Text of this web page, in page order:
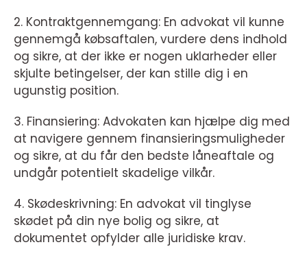
2. Kontraktgennemgang: En advokat vil kunne
gennemgå købsaftalen, vurdere dens indhold
og sikre, at der ikke er nogen uklarheder eller
skjulte betingelser, der kan stille dig i en
ugunstig position.
3. Finansiering: Advokaten kan hjælpe dig med
at navigere gennem finansieringsmuligheder
og sikre, at du får den bedste låneaftale og
undgår potentielt skadelige vilkår.
4. Skødeskrivning: En advokat vil tinglyse
skødet på din nye bolig og sikre, at
dokumentet opfylder alle juridiske krav.